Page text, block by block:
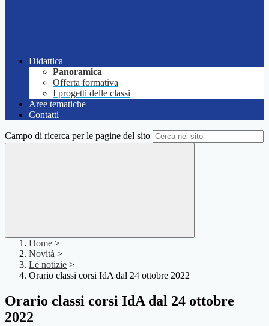
Didattica
Panoramica
Offerta formativa
I progetti delle classi
Aree tematiche
Contatti
Campo di ricerca per le pagine del sito
Home >
Novità >
Le notizie >
Orario classi corsi IdA dal 24 ottobre 2022
Orario classi corsi IdA dal 24 ottobre
2022